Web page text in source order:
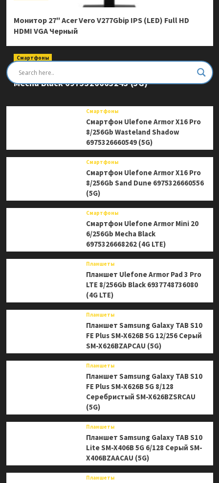
Монитор 27″ Acer Vero V277Gbip IPS (LED) Full HD
HDMI VGA Черный
Смартфоны
Смартфон Ulefone Armor Mini 20 Pro 8/256Gb
Mecha Black 6975326663243 (5G)
Смартфоны
Смартфон Ulefone Armor X16 Pro
8/256Gb Wasteland Shadow
6975326660549 (5G)
Смартфоны
Смартфон Ulefone Armor X16 Pro
8/256Gb Sand Dune 6975326660556
(5G)
Смартфоны
Смартфон Ulefone Armor Mini 20
6/256Gb Mecha Black
6975326668262 (4G LTE)
Планшеты
Планшет Ulefone Armor Pad 3 Pro
LTE 8/256Gb Black 6937748736080
(4G LTE)
Планшеты
Планшет Samsung Galaxy TAB S10
FE Plus SM-X626B 5G 12/256 Серый
SM-X626BZAPCAU (5G)
Планшеты
Планшет Samsung Galaxy TAB S10
FE Plus SM-X626B 5G 8/128
Серебристый SM-X626BZSRCAU
(5G)
Планшеты
Планшет Samsung Galaxy TAB S10
Lite SM-X406B 5G 6/128 Серый SM-
X406BZAACAU (5G)
Планшеты